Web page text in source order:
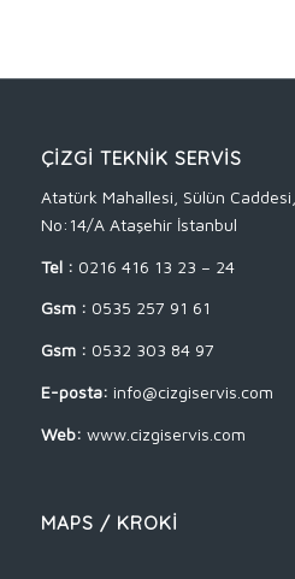
ÇİZGİ TEKNİK SERVİS
Atatürk Mahallesi, Sülün
No:14/A Ataşehir İstanbul
Tel : 0216 416 13 23 – 24
Gsm : 0535 257 91 61
Gsm : 0532 303 84 97
E-posta: info@cizgiservis.com
Web: www.cizgiservis.com
MAPS / KROKİ